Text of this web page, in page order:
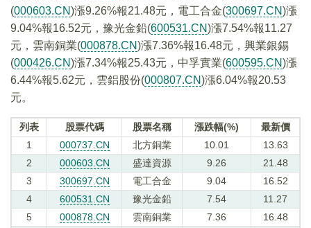
(000603.CN)漲9.26%報21.48元，電工合金(300697.CN)漲
9.04%報16.52元，豫光金鉛(600531.CN)漲7.54%報11.27
元，雲南銅業(000878.CN)漲7.36%報16.48元，興業銀錫
(000426.CN)漲7.34%報25.43元，中孚實業(600595.CN)漲
6.44%報5.62元，雲鋁股份(000807.CN)漲6.04%報20.53
元。
列表 股票代碼 股票名稱 漲跌幅(%)
最新價
1
000737.CN 北方銅業 10.01
13.63
2
000603.CN 盛達資源 9.26
21.48
3
300697.CN 電工合金 9.04
16.52
4
600531.CN 豫光金鉛 7.54
11.27
5
000878.CN 雲南銅業 7.36
16.48